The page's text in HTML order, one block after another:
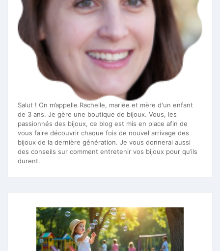
Salut ! On m’appelle Rachelle, mariée et mère d'un enfant
de 3 ans. Je gère une boutique de bijoux. Vous, les
passionnés des bijoux, ce blog est mis en place afin de
vous faire découvrir chaque fois de nouvel arrivage des
bijoux de la dernière génération. Je vous donnerai aussi
des conseils sur comment entretenir vos bijoux pour qu’ils
durent.